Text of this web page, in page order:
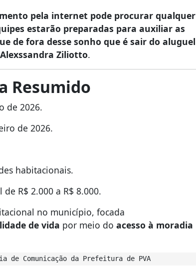
pela internet pode procurar qualquer
estarão preparadas para auxiliar as
de fora desse sonho que é sair do aluguel
Alexssandra Ziliotto.
Resumido
de 2026.
de 2026.
habitacionais.
R$ 2.000 a R$ 8.000.
no município, focada
de vida por meio do acesso à moradia
Comunicação da Prefeitura de PVA